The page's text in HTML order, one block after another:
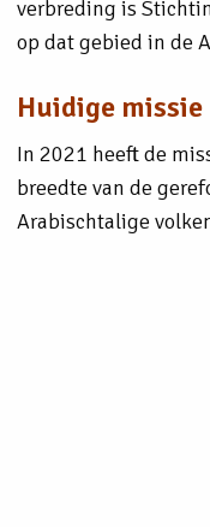
verbreding is
op dat gebied in de
Huidige missie
In 2021 heeft de
breedte van de
Arabischtalige